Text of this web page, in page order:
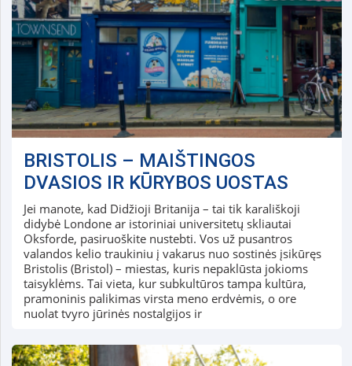
BRISTOLIS – MAIŠTINGOS
DVASIOS IR KŪRYBOS UOSTAS
Jei manote, kad Didžioji Britanija – tai tik karališkoji
didybė Londone ar istoriniai universitetų skliautai
Oksforde, pasiruoškite nustebti. Vos už pusantros
valandos kelio traukiniu į vakarus nuo sostinės įsikūręs
Bristolis (Bristol) – miestas, kuris nepaklūsta jokioms
taisyklėms. Tai vieta, kur subkultūros tampa kultūra,
pramoninis palikimas virsta meno erdvėmis, o ore
nuolat tvyro jūrinės nostalgijos ir